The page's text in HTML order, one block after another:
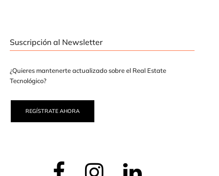
Suscripción al Newsletter
¿Quieres mantenerte actualizado sobre el Real Estate
Tecnológico?
REGÍSTRATE AHORA